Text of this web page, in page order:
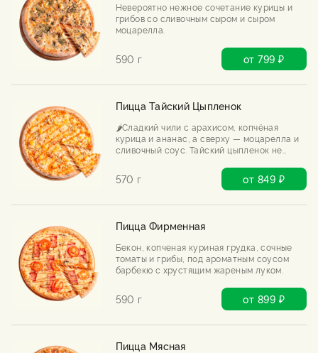
Невероятно нежное сочетание курицы и
грибов со сливочным сыром и сыром
моцарелла.
590 г от 799 ₽
Пицца Тайский Цыпленок
🌶️Сладкий чили с арахисом, копчёная
курица и ананас, а сверху — моцарелла и
сливочный соус. Тайский цыпленок не
570 г от 849 ₽
Пицца Фирменная
Бекон, копченая куриная грудка, сочные
томаты и грибы, под ароматным соусом
барбекю с хрустящим жареным луком.
590 г от 899 ₽
Пицца Мясная